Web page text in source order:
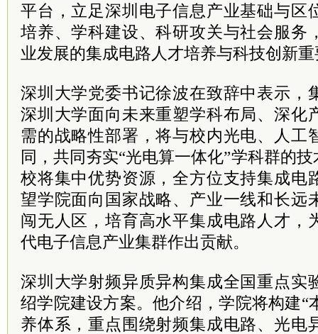
平台，立足深圳电子信息产业基础与区
培养、学科建设、科研攻关与社会服务
业发展的集成电路人才培养与科技创新
深圳大学党委书记徐波在致辞中表示，
深圳大学面向未来重塑学科布局、深化
需的战略性部署，将与校内光电、人工
同，共同夯实“光电算一体化”学科群的
校将集中优势资源，全方位支持集成电
望学院面向国家战略、产业一线和长远
闯无人区，培育高水平集成电路人才，
代电子信息产业集群作出贡献。
深圳大学射频异质异构集成全国重点实
绍学院建设方案。他介绍，学院将构建“
养体系，重点围绕射频集成电路、光电